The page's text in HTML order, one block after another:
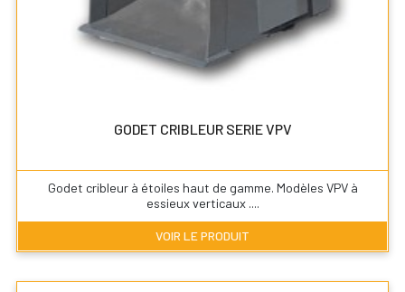
GODET CRIBLEUR SERIE VPV
Godet cribleur à étoiles haut de gamme. Modèles VPV à
essieux verticaux ....
VOIR LE PRODUIT